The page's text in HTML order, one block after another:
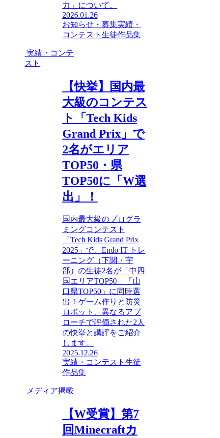
力」について。
2026.01.26
お知らせ・募集実績・
コンテスト 生徒作品集
実績・コンテ
スト
【快挙】国内最
大級のコンテス
ト「Tech Kids
Grand Prix」で
2名がエリア
TOP50・県
TOP50に「W選
出」！
国内最大級のプログラ
ミングコンテスト
「Tech Kids Grand Prix
2025」で、Endo IT トレ
ーニング（下関・宇
部）の生徒2名が「中四
国エリアTOP50」「山
口県TOP50」に同時選
出！ゲーム作りと防災
ロボット、異なるアプ
ローチで評価された2人
の快挙と講評をご紹介
します。
2025.12.26
実績・コンテスト 生徒
作品集
メディア掲載
【W受賞】第7
回Minecraftカ